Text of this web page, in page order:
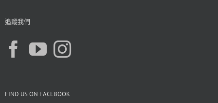
追蹤我們
FIND US ON FACEBOOK